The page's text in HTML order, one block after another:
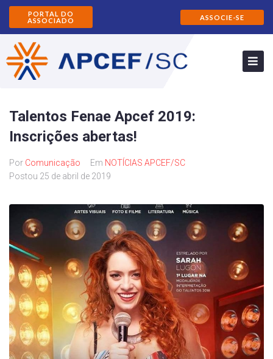
PORTAL DO
ASSOCIADO
ASSOCIE-SE
Talentos Fenae Apcef 2019:
Inscrições abertas!
Por Comunicação Em NOTÍCIAS APCEF/SC
Postou 25 de abril de 2019